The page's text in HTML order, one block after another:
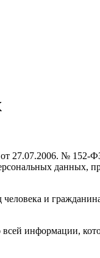
от 27.07.2006. №
персональных
и
информации,